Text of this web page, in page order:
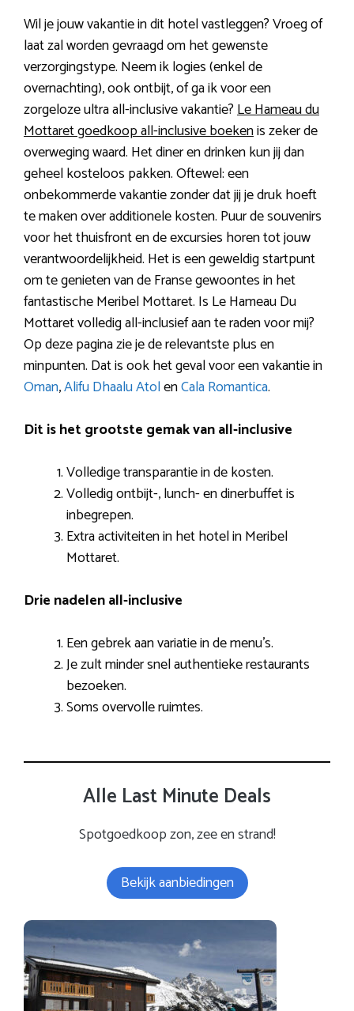
Wil je jouw vakantie in dit hotel vastleggen? Vroeg of
laat zal worden gevraagd om het gewenste
verzorgingstype. Neem ik logies (enkel de
overnachting), ook ontbijt, of ga ik voor een
zorgeloze ultra all-inclusive vakantie?Le Hameau du
Mottaret goedkoop all-inclusive boekenis zeker de
overweging waard. Het diner en drinken kun jij dan
geheel kosteloos pakken. Oftewel: een
onbekommerde vakantie zonder dat jij je druk hoeft
te maken over additionele kosten. Puur de souvenirs
voor het thuisfront en de excursies horen tot jouw
verantwoordelijkheid. Het is een geweldig startpunt
om te genieten van de Franse gewoontes in het
fantastische Meribel Mottaret. Is Le Hameau Du
Mottaret volledig all-inclusief aan te raden voor mij?
Op deze pagina zie je de relevantste plus en
minpunten. Dat is ook het geval voor een vakantie in
Oman,Alifu Dhaalu AtolenCala Romantica.
Dit is het grootste gemak van all-inclusive
Volledige transparantie in de kosten.
Volledig ontbijt-, lunch- en dinerbuffet is
inbegrepen.
Extra activiteiten in het hotel in Meribel
Mottaret.
Drie nadelen all-inclusive
Een gebrek aan variatie in de menu’s.
Je zult minder snel authentieke restaurants
bezoeken.
Soms overvolle ruimtes.
Alle Last Minute Deals
Spotgoedkoop zon, zee en strand!
Bekijk aanbiedingen